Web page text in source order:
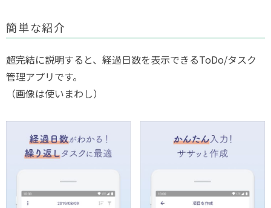
簡単な紹介
超完結に説明すると、経過日数を表示できるToDo/タスク
管理アプリです。
（画像は使いまわし）